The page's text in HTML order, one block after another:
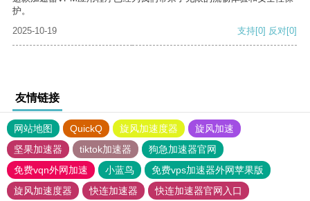
护。
2025-10-19
支持[0] 反对[0]
友情链接
网站地图 QuickQ 旋风加速度器
旋风加速
坚果加速器
tiktok加速器
狗急加速器官网
免费vqn外网加速
小蓝鸟
免费vps加速器外网苹果版
旋风加速度器
快连加速器
快连加速器官网入口